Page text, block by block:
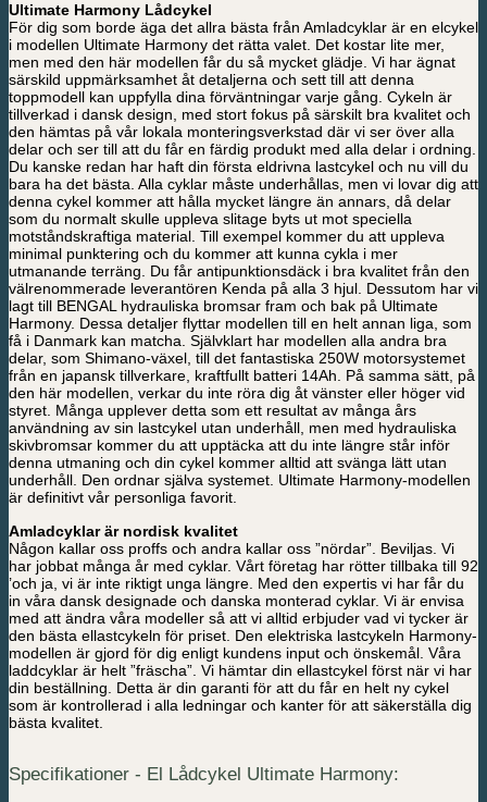
Ultimate Harmony Lådcykel
För dig som borde äga det allra bästa från Amladcyklar är en elcykel
i modellen Ultimate Harmony det rätta valet. Det kostar lite mer,
men med den här modellen får du så mycket glädje. Vi har ägnat
särskild uppmärksamhet åt detaljerna och sett till att denna
toppmodell kan uppfylla dina förväntningar varje gång. Cykeln är
tillverkad i dansk design, med stort fokus på särskilt bra kvalitet och
den hämtas på vår lokala monteringsverkstad där vi ser över alla
delar och ser till att du får en färdig produkt med alla delar i ordning.
Du kanske redan har haft din första eldrivna lastcykel och nu vill du
bara ha det bästa. Alla cyklar måste underhållas, men vi lovar dig att
denna cykel kommer att hålla mycket längre än annars, då delar
som du normalt skulle uppleva slitage byts ut mot speciella
motståndskraftiga material. Till exempel kommer du att uppleva
minimal punktering och du kommer att kunna cykla i mer
utmanande terräng. Du får antipunktionsdäck i bra kvalitet från den
välrenommerade leverantören Kenda på alla 3 hjul. Dessutom har vi
lagt till BENGAL hydrauliska bromsar fram och bak på Ultimate
Harmony. Dessa detaljer flyttar modellen till en helt annan liga, som
få i Danmark kan matcha. Självklart har modellen alla andra bra
delar, som Shimano-växel, till det fantastiska 250W motorsystemet
från en japansk tillverkare, kraftfullt batteri 14Ah. På samma sätt, på
den här modellen, verkar du inte röra dig åt vänster eller höger vid
styret. Många upplever detta som ett resultat av många års
användning av sin lastcykel utan underhåll, men med hydrauliska
skivbromsar kommer du att upptäcka att du inte längre står inför
denna utmaning och din cykel kommer alltid att svänga lätt utan
underhåll. Den ordnar själva systemet. Ultimate Harmony-modellen
är definitivt vår personliga favorit.
Amladcyklar är nordisk kvalitet
Någon kallar oss proffs och andra kallar oss ”nördar”. Beviljas. Vi
har jobbat många år med cyklar. Vårt företag har rötter tillbaka till 92
’och ja, vi är inte riktigt unga längre. Med den expertis vi har får du
in våra dansk designade och danska monterad cyklar. Vi är envisa
med att ändra våra modeller så att vi alltid erbjuder vad vi tycker är
den bästa ellastcykeln för priset. Den elektriska lastcykeln Harmony-
modellen är gjord för dig enligt kundens input och önskemål. Våra
laddcyklar är helt ”fräscha”. Vi hämtar din ellastcykel först när vi har
din beställning. Detta är din garanti för att du får en helt ny cykel
som är kontrollerad i alla ledningar och kanter för att säkerställa dig
bästa kvalitet.
Specifikationer - El Lådcykel Ultimate Harmony: